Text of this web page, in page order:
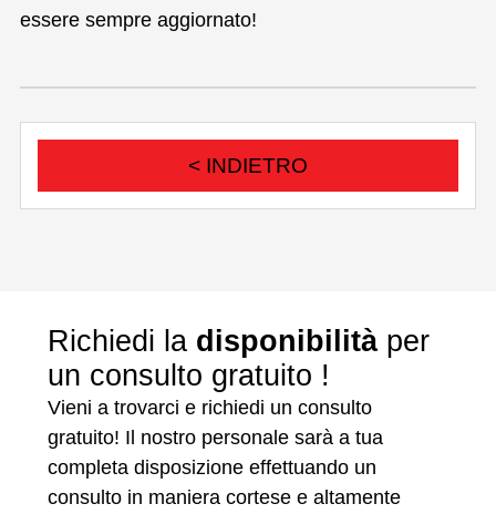
essere sempre aggiornato!
< INDIETRO
Richiedi la disponibilità per
un consulto gratuito !
Vieni a trovarci e richiedi un consulto
gratuito! Il nostro personale sarà a tua
completa disposizione effettuando un
consulto in maniera cortese e altamente